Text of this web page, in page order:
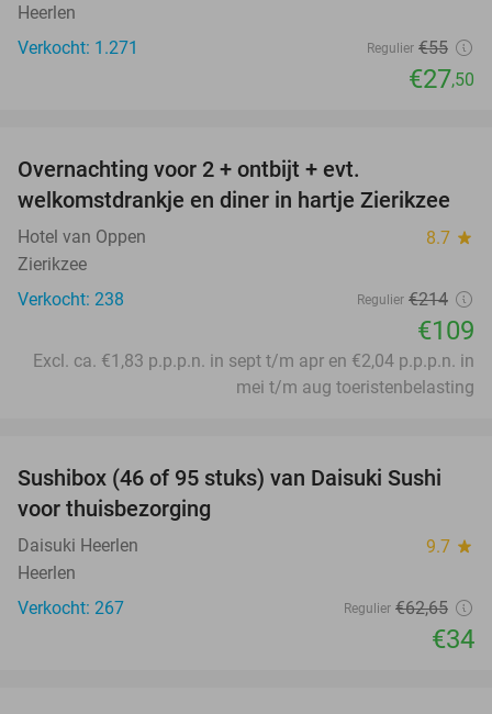
Heerlen
Verkocht: 1.271
Regulier €55
€27,50
Overnachting voor 2 + ontbijt + evt.
welkomstdrankje en diner in hartje Zierikzee
Hotel van Oppen 8.7 star
Zierikzee
Verkocht: 238
Regulier €214
€109
Excl. ca. €1,83 p.p.p.n. in sept t/m apr en €2,04 p.p.p.n. in
mei t/m aug toeristenbelasting
46%
Sushibox (46 of 95 stuks) van Daisuki Sushi
voor thuisbezorging
Daisuki Heerlen 9.7 star
Heerlen
Verkocht: 267
Regulier €62,65
€34